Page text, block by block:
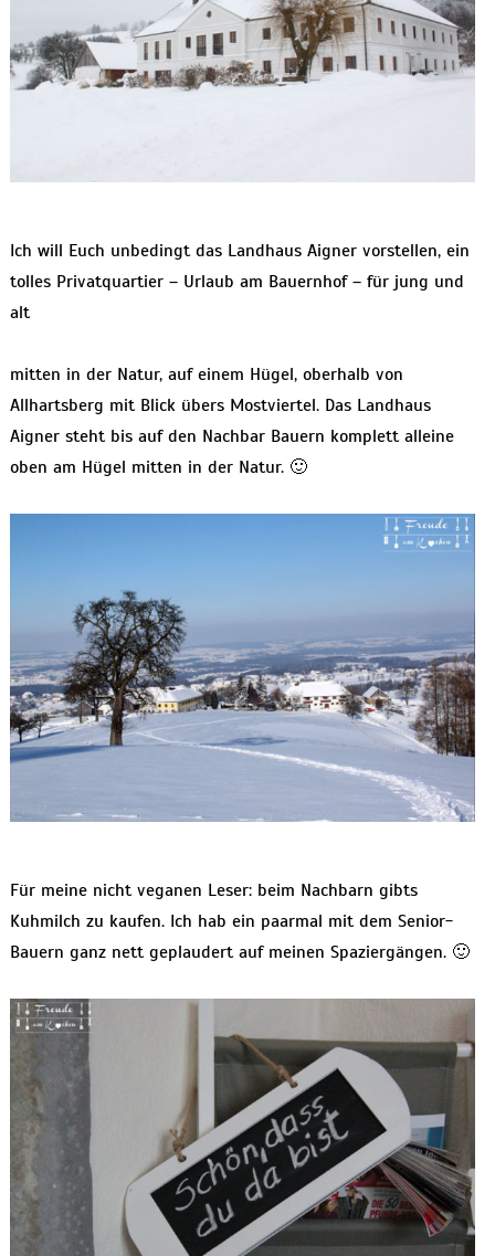
Ich will Euch unbedingt das Landhaus Aigner vorstellen, ein
tolles Privatquartier – Urlaub am Bauernhof – für jung und
alt
mitten in der Natur, auf einem Hügel, oberhalb von
Allhartsberg mit Blick übers Mostviertel. Das Landhaus
Aigner steht bis auf den Nachbar Bauern komplett alleine
oben am Hügel mitten in der Natur. 🙂
Für meine nicht veganen Leser: beim Nachbarn gibts
Kuhmilch zu kaufen. Ich hab ein paarmal mit dem Senior-
Bauern ganz nett geplaudert auf meinen Spaziergängen. 🙂